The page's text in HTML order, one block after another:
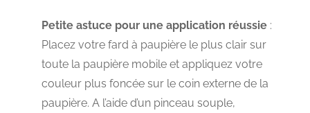
Petite astuce pour une application réussie :
Placez votre fard à paupière le plus clair sur
toute la paupière mobile et appliquez votre
couleur plus foncée sur le coin externe de la
paupière. A l’aide d’un pinceau souple,